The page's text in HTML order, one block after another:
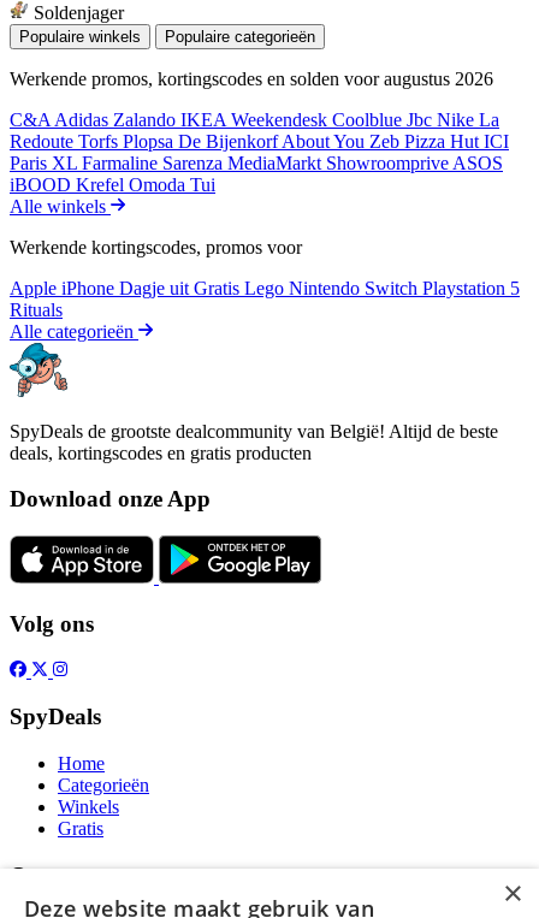
Soldenjager
Populaire winkels Populaire categorieën
Werkende promos, kortingscodes en solden voor augustus 2026
C&A Adidas Zalando IKEA Weekendesk Coolblue Jbc Nike La
Redoute Torfs Plopsa De BijenkorfAbout You Zeb Pizza Hut ICI
Paris XL Farmaline Sarenza MediaMarkt Showroomprive ASOS
iBOOD Krefel Omoda Tui
Alle winkels
Werkende kortingscodes, promos voor
Apple iPhone Dagje uit Gratis Lego Nintendo Switch Playstation 5
Rituals
Alle categorieën
SpyDeals de grootste dealcommunity van België! Altijd de beste
deals, kortingscodes en gratis producten
Download onze App
Volg ons
SpyDeals
Home
Categorieën
Winkels
Gratis
Over ×
Deze website maakt gebruik van